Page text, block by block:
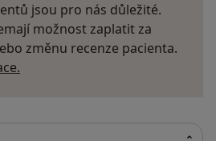
jsou pro nás důležité.
možnost zaplatit za
změnu recenze pacienta.